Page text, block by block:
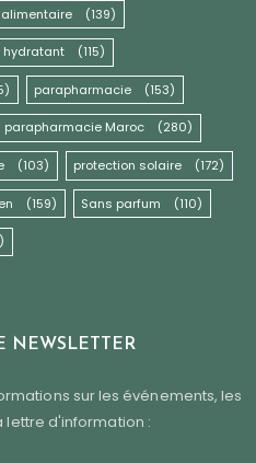
(139)
hydratant (115)
parapharmacie (153)
parapharmacie Maroc (280)
(103) protection solaire (172)
(159) Sans parfum (110)
NEWSLETTER
sur les événements, les
lettre d'information :